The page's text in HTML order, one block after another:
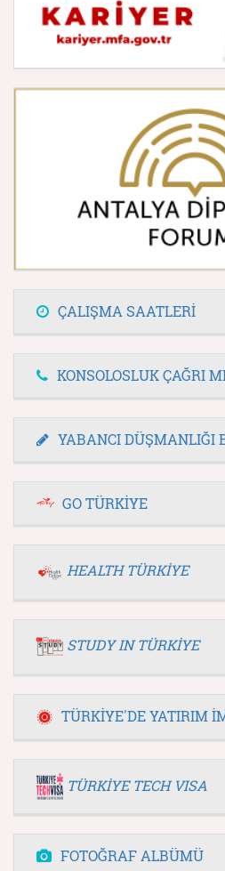
ÇALIŞMA SAATLERİ
KONSOLOSLUK ÇAĞRI
YABANCI DÜŞMANLIĞI
GO TÜRKİYE
HEALTH TÜRKİYE
STUDY IN TÜRKİYE
TÜRKİYE'DE YATIRIM
TÜRKİYE TECH VISA
FOTOĞRAF ALBÜMÜ